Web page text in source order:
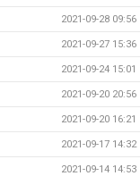
2021-09-28 09:56
2021-09-27 15:36
2021-09-24 15:01
2021-09-20 20:56
2021-09-20 16:21
2021-09-17 14:32
2021-09-14 14:53